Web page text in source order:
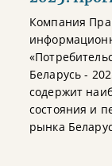
Компания
Беларусь -
содержит
состояния и
рынка